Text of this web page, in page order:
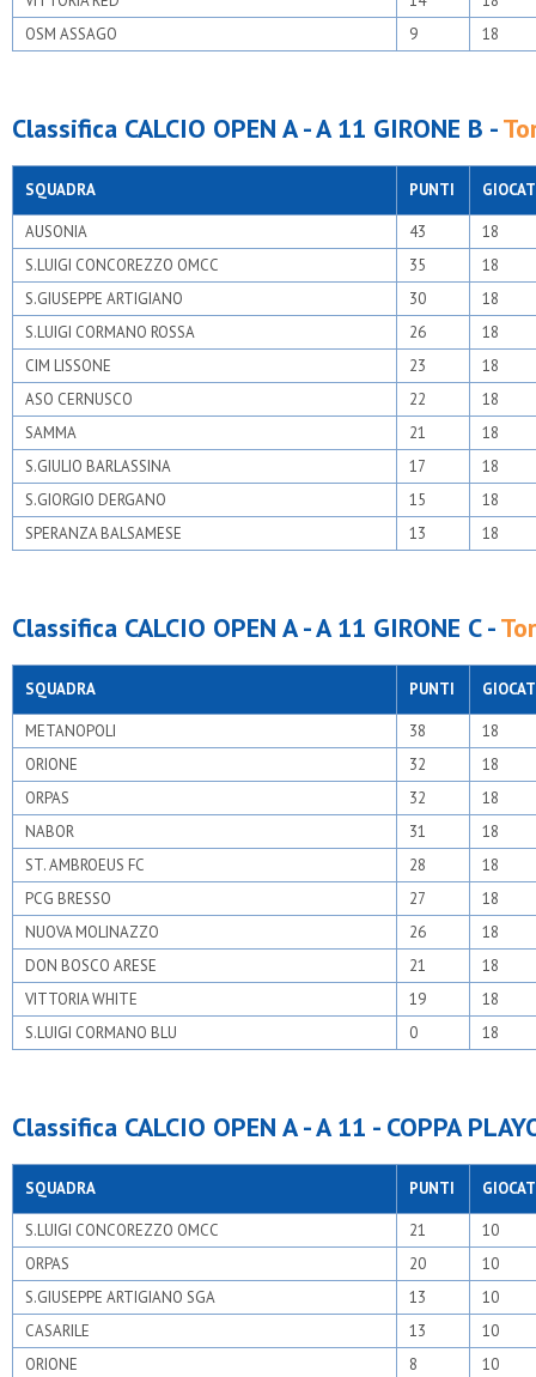
OSM ASSAGO
9 18
Classifica CALCIO OPEN A - A 11 GIRONE B -
SQUADRA PUNTI
AUSONIA 43
18
S.LUIGI CONCOREZZO OMCC
35
18
S.GIUSEPPE ARTIGIANO
30
18
S.LUIGI CORMANO ROSSA
26
18
CIM LISSONE
23
18
ASO CERNUSCO
22
18
SAMMA
21
18
S.GIULIO BARLASSINA
17
18
S.GIORGIO DERGANO
15
18
SPERANZA BALSAMESE
13 18
Classifica CALCIO OPEN A - A 11 GIRONE C -
SQUADRA PUNTI
METANOPOLI 38
18
ORIONE
32
18
ORPAS
32
18
NABOR
31
18
ST. AMBROEUS FC
28
18
PCG BRESSO
27
18
NUOVA MOLINAZZO
26
18
DON BOSCO ARESE
21
18
VITTORIA WHITE
19
18
S.LUIGI CORMANO BLU
0 18
Classifica CALCIO OPEN A - A 11 - COPPA
SQUADRA PUNTI
S.LUIGI CONCOREZZO OMCC 21
10
ORPAS
20
10
S.GIUSEPPE ARTIGIANO SGA
13
10
CASARILE
13
10
ORIONE
8
10